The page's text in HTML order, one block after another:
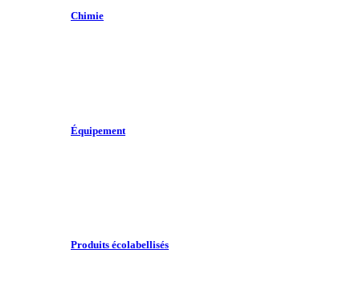
Chimie
Équipement
Produits écolabellisés